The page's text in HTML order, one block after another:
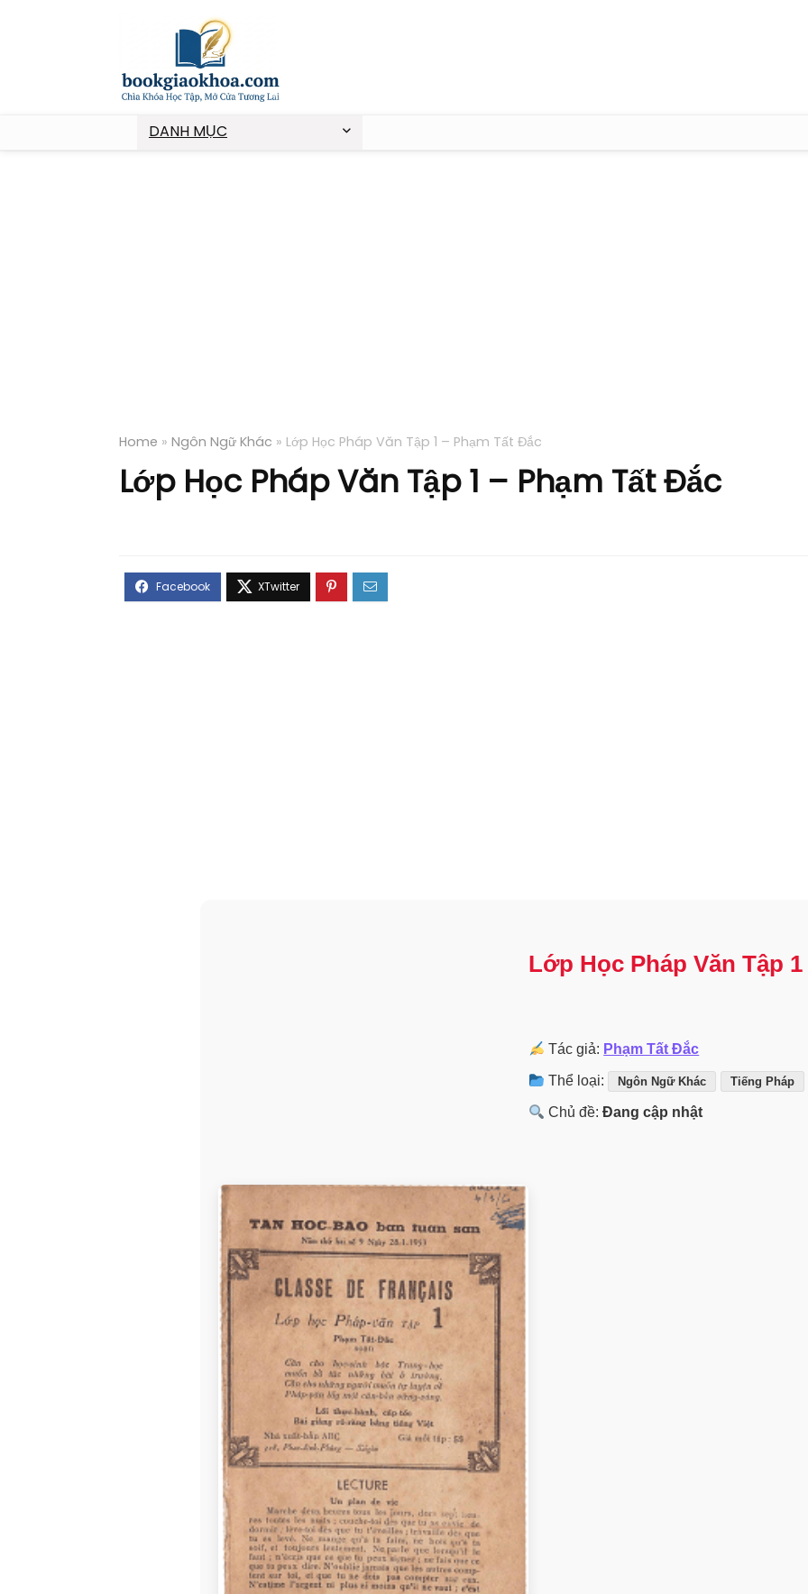
DANH MỤC
Home » Ngôn Ngữ Khác » Lớp Học Pháp Văn Tập 1 – Phạm Tất Đắc
Lớp Học Pháp Văn Tập 1 – Phạm Tất Đắc
Lớp Học Pháp Văn Tập 1
Tác giả: Phạm Tất Đắc
Thể loại: Ngôn Ngữ Khác Tiếng Pháp
Chủ đề:Đang cập nhật